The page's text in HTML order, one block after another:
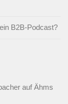
B2B-Podcast?
auf Ähms